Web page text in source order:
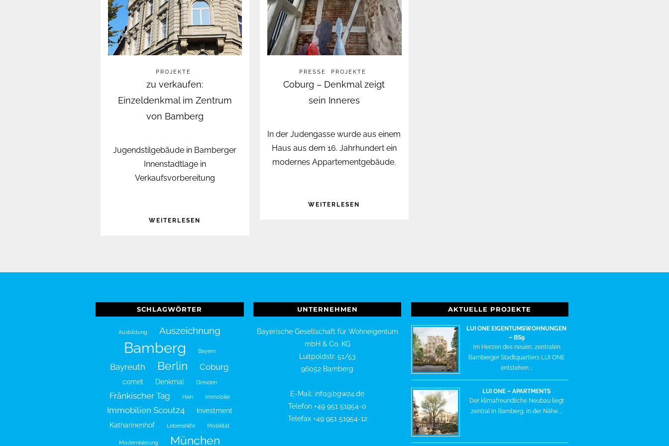
PROJEKTE
zu verkaufen:
Einzeldenkmal im Zentrum
von Bamberg
Jugendstilgebäude in Bamberger
Innenstadtlage in
Verkaufsvorbereitung
WEITERLESEN
PRESSE PROJEKTE
Coburg – Denkmal zeigt
sein Inneres
In der Judengasse wurde aus einem
Haus aus dem 16. Jahrhundert ein
modernes Appartementgebäude.
WEITERLESEN
SCHLAGWÖRTER
Ausbildung Auszeichnung
Bamberg Bayern
Bayreuth Berlin Coburg
comet Denkmal Dresden
Fränkischer Tag Hain Immobilie
Immobilien Scout24
Investment
Katharinenhof
Lebenshilfe Mobilität
Modernisierung München
UNTERNEHMEN
Bayerische Gesellschaft für Wohneigentum
mbH & Co. KG
Luitpoldstr. 51/53
96052 Bamberg
E-Mail: info@bgw24.de
Telefon +49 951 51954-0
Telefax +49 951 51954-12
AKTUELLE PROJEKTE
LUI ONE EIGENTUMSWOHNUNGEN
– BS9
Im Herzen des neuen, zentralen
Bamberger Stadtquartiers LUI ONE
entstehen …
LUI ONE – APARTMENTS
Der klimafreundliche Neubau liegt
zentral in Bamberg, in der Nähe …